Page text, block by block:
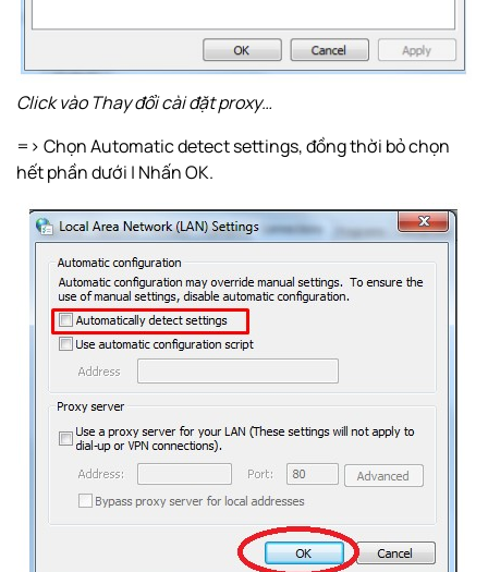
Click vào Thay đổi cài đặt proxy…
=> Chọn Automatic detect settings, đồng thời bỏ chọn
hết phần dưới | Nhấn OK.